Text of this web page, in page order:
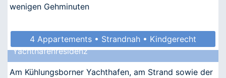
wenigen Gehminuten
4 Appartements • Strandnah • Kindgerecht
• Allergikergeeignet
Yachthafenresidenz
Am Kühlungsborner Yachthafen, am Strand sowie der